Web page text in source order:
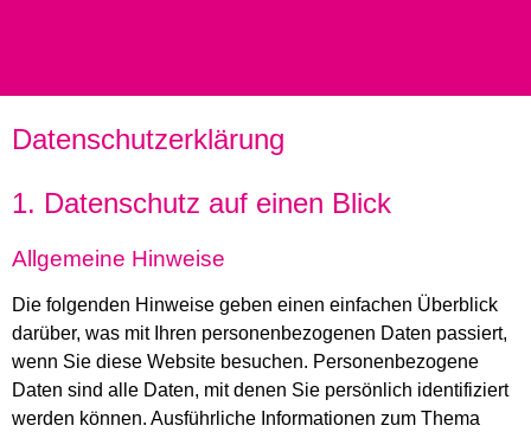
Datenschutz­erklärung
1. Datenschutz auf einen Blick
Allgemeine Hinweise
Die folgenden Hinweise geben einen einfachen Überblick
darüber, was mit Ihren personenbezogenen Daten passiert,
wenn Sie diese Website besuchen. Personenbezogene
Daten sind alle Daten, mit denen Sie persönlich identifiziert
werden können. Ausführliche Informationen zum Thema